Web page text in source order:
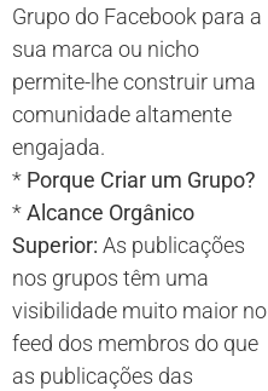
Grupo do Facebook para a
sua marca ou nicho
permite-lhe construir uma
comunidade altamente
engajada.
* Porque Criar um Grupo?
*Alcance Orgânico
Superior: As publicações
nos grupos têm uma
visibilidade muito maior no
feed dos membros do que
as publicações das